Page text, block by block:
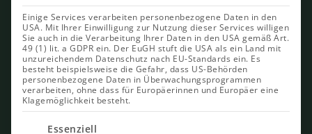
Einige Services verarbeiten personenbezogene Daten in den
USA. Mit Ihrer Einwilligung zur Nutzung dieser Services willigen
Sie auch in die Verarbeitung Ihrer Daten in den USA gemäß Art.
49 (1) lit. a GDPR ein. Der EuGH stuft die USA als ein Land mit
unzureichendem Datenschutz nach EU-Standards ein. Es
besteht beispielsweise die Gefahr, dass US-Behörden
personenbezogene Daten in Überwachungsprogrammen
verarbeiten, ohne dass für Europäerinnen und Europäer eine
Klagemöglichkeit besteht.
Es folgtEssenziell